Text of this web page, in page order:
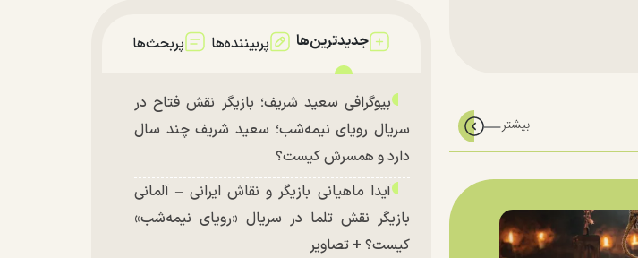
جدیدترین‌ها پربیننده‌ها پربحث‌ها
بیوگرافی سعید شریف؛ بازیگر نقش فتاح در
سریال رویای نیمه‌شب؛ سعید شریف چند سال
دارد و همسرش کیست؟
آیدا ماهیانی بازیگر و نقاش ایرانی – آلمانی
بازیگر نقش تلما در سریال «رویای نیمه‌شب»
کیست؟ + تصاویر